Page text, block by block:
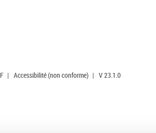
| Accessibilité (non conforme) | V 23.1.0